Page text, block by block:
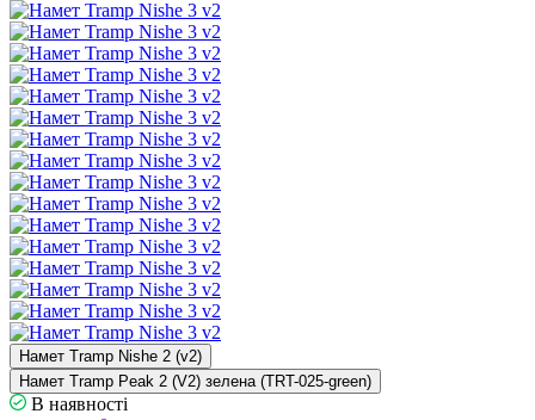
Намет Tramp Nishe 2 (v2)
Намет Tramp Peak 2 (V2) зелена (TRT-025-green)
В наявності